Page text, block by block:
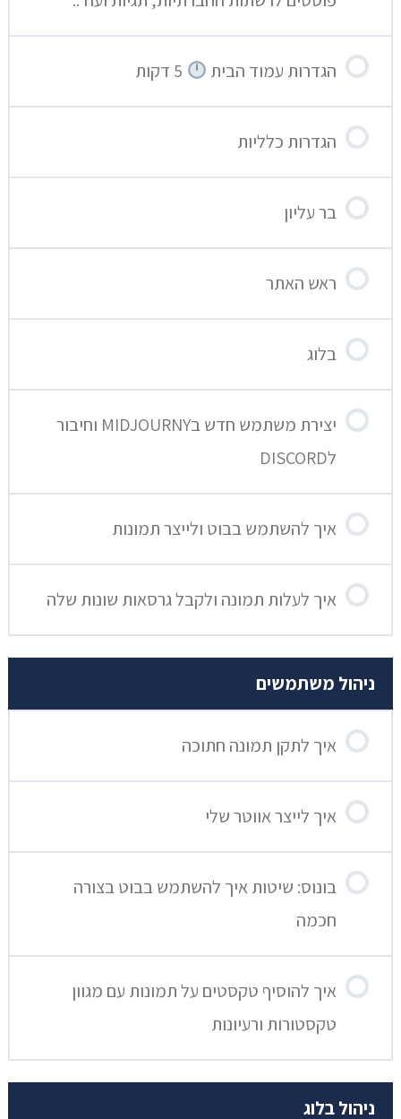
הגדרות עמוד הבית
הגדרות כלליות
בר עליון
ראש האתר
בלוג
יצירת משתמש חדש בMIDJOURNY וחיבור
לDISCORD
איך להשתמש בבוט ולייצר תמונות
איך לעלות תמונה ולקבל גרסאות שונות שלה
ניהול משתמשים
איך לתקן תמונה חתוכה
איך לייצר אווטר שלי
בונוס: שיטות איך להשתמש בבוט בצורה
חכמה
איך להוסיף טקסטים על תמונות עם מגוון
טקסטורות ורעיונות
ניהול בלוג